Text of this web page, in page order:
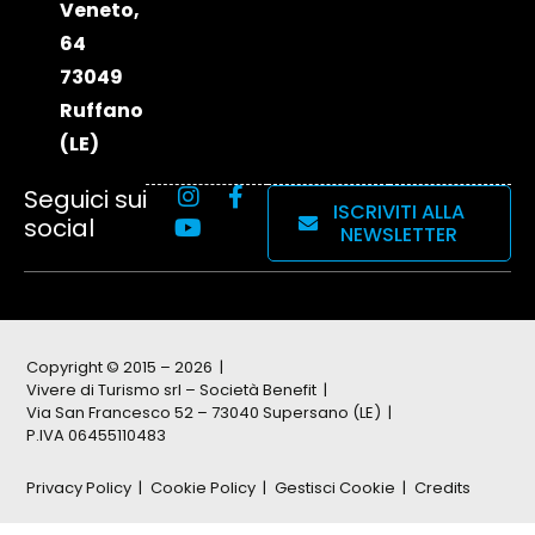
Veneto,
64
73049
Ruffano
(LE)
Seguici sui
social
ISCRIVITI ALLA
NEWSLETTER
Copyright © 2015 – 2026
Vivere di Turismo srl – Società Benefit
Via San Francesco 52 – 73040 Supersano (LE)
P.IVA 06455110483
Privacy Policy Cookie Policy Gestisci Cookie Credits